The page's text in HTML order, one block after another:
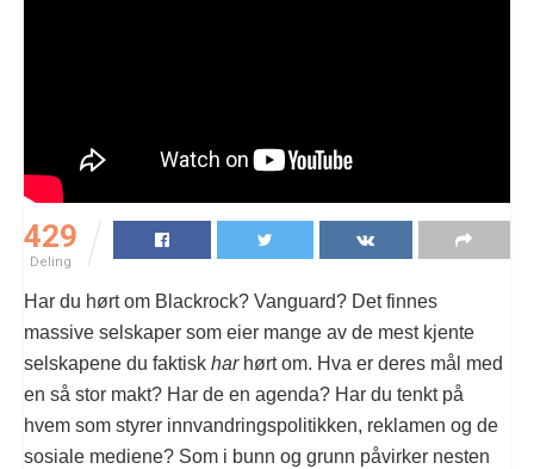
429
Deling
Har du hørt om Blackrock? Vanguard? Det finnes
massive selskaper som eier mange av de mest kjente
selskapene du faktisk harhørt om. Hva er deres mål med
en så stor makt? Har de en agenda? Har du tenkt på
hvem som styrer innvandringspolitikken, reklamen og de
sosiale mediene? Som i bunn og grunn påvirker nesten